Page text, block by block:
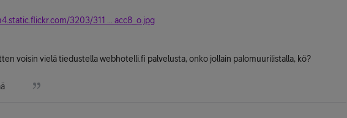
3203/311 ... acc8_o.jpg
voisin vielä tiedustella webhotelli.fi palvelusta, onko jollain palomuurilistalla, kö?